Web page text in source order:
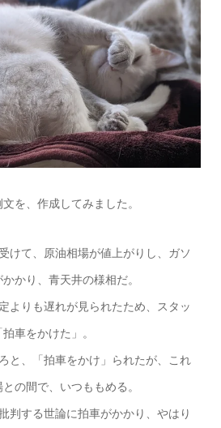
を、作成してみました。
けて、原油相場が値上がりし、ガソ
かり、青天井の様相だ。
よりも遅れが見られたため、スタッ
車をかけた」。
と、「拍車をかけ」られたが、これ
の間で、いつももめる。
判する世論に拍車がかかり、やはり